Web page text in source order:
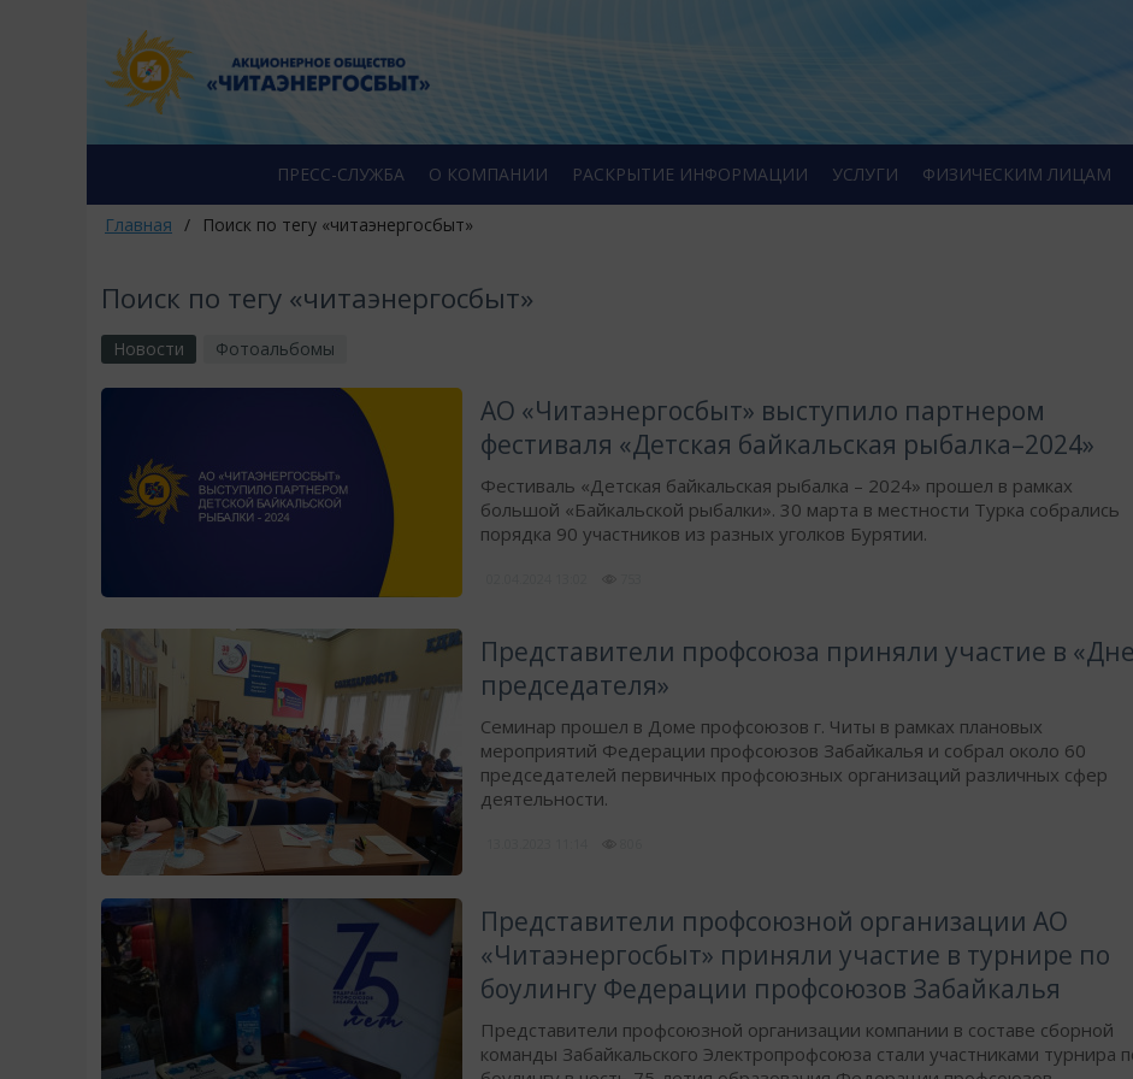
ПРЕСС-СЛУЖБА О КОМПАНИИ РАСКРЫТИЕ ИНФОРМАЦИИ УСЛУГИ ФИЗИЧЕСКИМ ЛИЦАМ
Главная / Поиск по тегу «читаэнергосбыт»
Поиск по тегу «читаэнергосбыт»
Новости Фотоальбомы
АО «Читаэнергосбыт» выступило партнером
фестиваля «Детская байкальская рыбалка–2024»
Фестиваль «Детская байкальская рыбалка – 2024» прошел в рамках
большой «Байкальской рыбалки». 30 марта в местности Турка собрались
порядка 90 участников из разных уголков Бурятии.
​Представители профсоюза приняли участие в «Дне
председателя»
Семинар прошел в Доме профсоюзов г. Читы в рамках плановых
мероприятий Федерации профсоюзов Забайкалья и собрал около 60
председателей первичных профсоюзных организаций различных сфер
деятельности.
​Представители профсоюзной организации АО
«Читаэнергосбыт» приняли участие в турнире по
боулингу Федерации профсоюзов Забайкалья
Представители профсоюзной организации компании в составе сборной
команды Забайкальского Электропрофсоюза стали участниками турнира